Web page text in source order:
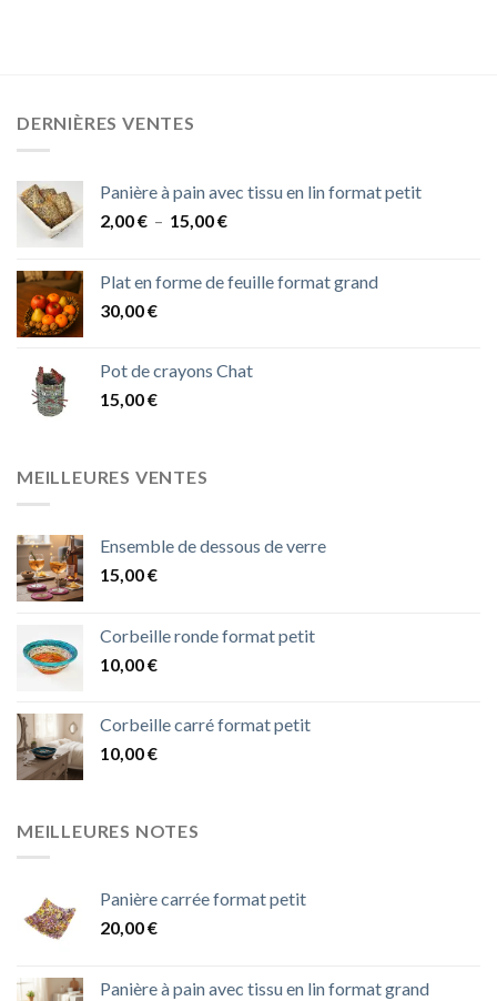
DERNIÈRES VENTES
Panière à pain avec tissu en lin format petit
2,00€ – 15,00€Plage
2,00 €
Plat en forme de feuille format grand
30,00€
Pot de crayons Chat
15,00€
MEILLEURES VENTES
Ensemble de dessous de verre
15,00€
Corbeille ronde format petit
10,00€
Corbeille carré format petit
10,00€
MEILLEURES NOTES
Panière carrée format petit
20,00€
Panière à pain avec tissu en lin format grand